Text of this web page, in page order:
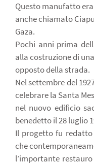
Questo manufatto
anche chiamato
Gaza.
Pochi anni prima
alla costruzione di
opposto della strada.
Nel settembre del
celebrare la Santa
nel nuovo edificio
benedetto il 28 luglio
Il progetto fu redatto
che
l’importante